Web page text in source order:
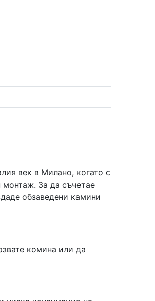
век в Милано, когато с
За да съчетае
обзаведени камини
комина или да